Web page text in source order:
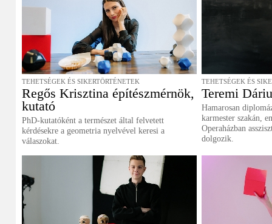
TEHETSÉGEK ÉS SIKERTÖRTÉNETEK
Regős Krisztina építészmérnök,
kutató
PhD-kutatóként a természet által felvetett
kérdésekre a geometria nyelvével keresi a
válaszokat.
TEHETSÉGEK ÉS
Teremi
Hamarosan
karmester szakán,
Operaházban
dolgozik.